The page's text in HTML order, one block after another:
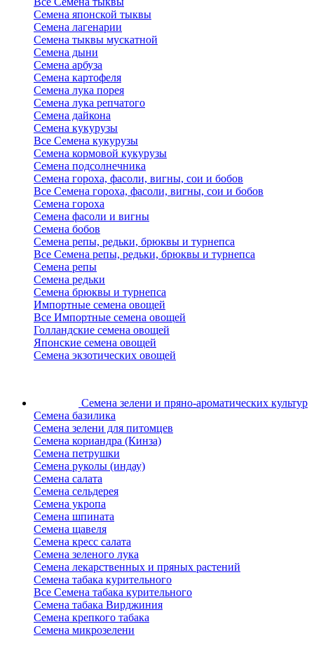
Семена японской тыквы
Семена лагенарии
Семена тыквы мускатной
Семена дыни
Семена арбуза
Семена картофеля
Семена лука порея
Семена лука репчатого
Семена дайкона
Семена кукурузы
Все Семена кукурузы
Семена кормовой кукурузы
Семена подсолнечника
Семена гороха, фасоли, вигны, сои и бобов
Все Семена гороха, фасоли, вигны, сои и бобов
Семена гороха
Семена фасоли и вигны
Семена бобов
Семена репы, редьки, брюквы и турнепса
Все Семена репы, редьки, брюквы и турнепса
Семена репы
Семена редьки
Семена брюквы и турнепса
Импортные семена овощей
Все Импортные семена овощей
Голландские семена овощей
Японские семена овощей
Семена экзотических овощей
Семена зелени и пряно-ароматических культур
Семена базилика
Семена зелени для питомцев
Семена кориандра (Кинза)
Семена петрушки
Семена руколы (индау)
Семена салата
Семена сельдерея
Семена укропа
Семена шпината
Семена щавеля
Семена кресс салата
Семена зеленого лука
Семена лекарственных и пряных растений
Семена табака курительного
Все Семена табака курительного
Семена табака Вирджиния
Семена крепкого табака
Семена микрозелени